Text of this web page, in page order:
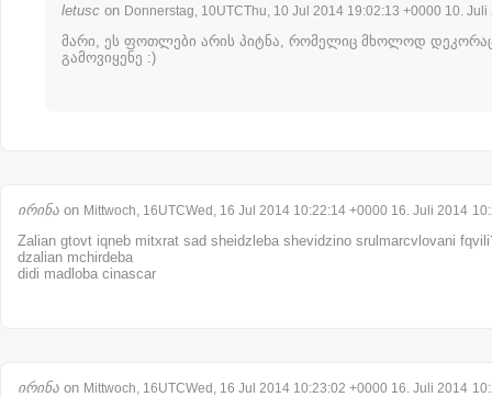
letusc on Donnerstag, 10UTCThu, 10 Jul 2014 19:02:13 +0000 10. Juli
მარი, ეს ფოთლები არის პიტნა, რომელიც მხოლოდ
გამოვიყენე :)
ირინა on Mittwoch, 16UTCWed, 16 Jul 2014 10:22:14 +0000 16. Juli 2014
Zalian gtovt iqneb mitxrat sad sheidzleba shevidzino srulmarcvlovani
dzalian mchirdeba
didi madloba cinascar
ირინა on Mittwoch, 16UTCWed, 16 Jul 2014 10:23:02 +0000 16. Juli 2014